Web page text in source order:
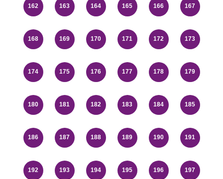
162 163 164 165 166 167
168 169 170 171 172 173
174 175 176 177 178 179
180 181 182 183 184 185
186 187 188 189 190 191
192 193 194 195 196 197